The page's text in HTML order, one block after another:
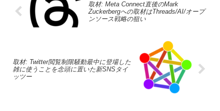
取材: Meta Connect直後のMark
Zuckerbergへの取材はThreads/AI/オープ
ンソース戦略の狙い
取材: Twitter閲覧制限騒動最中に登場した
雑に使うことを念頭に置いた新SNSタイ
ッツー